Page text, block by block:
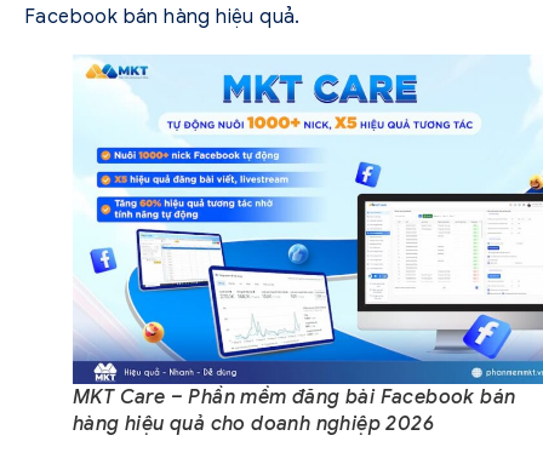
Facebook bán hàng hiệu quả.
MKT Care – Phần mềm đăng bài Facebook bán
hàng hiệu quả cho doanh nghiệp 2026